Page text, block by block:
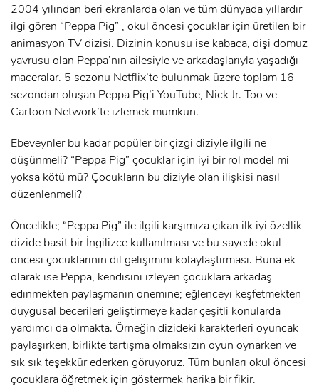
2004 yılından beri ekranlarda olan ve tüm dünyada yıllardır
ilgi gören “Peppa Pig” , okul öncesi çocuklar için üretilen bir
animasyon TV dizisi. Dizinin konusu ise kabaca, dişi domuz
yavrusu olan Peppa’nın ailesiyle ve arkadaşlarıyla yaşadığı
maceralar. 5 sezonu Netflix’te bulunmak üzere toplam 16
sezondan oluşan Peppa Pig’i YouTube, Nick Jr. Too ve
Cartoon Network’te izlemek mümkün.
Ebeveynler bu kadar popüler bir çizgi diziyle ilgili ne
düşünmeli? “Peppa Pig” çocuklar için iyi bir rol model mi
yoksa kötü mü? Çocukların bu diziyle olan ilişkisi nasıl
düzenlenmeli?
Öncelikle; “Peppa Pig” ile ilgili karşımıza çıkan ilk iyi özellik
dizide basit bir İngilizce kullanılması ve bu sayede okul
öncesi çocuklarının dil gelişimini kolaylaştırması. Buna ek
olarak ise Peppa, kendisini izleyen çocuklara arkadaş
edinmekten paylaşmanın önemine; eğlenceyi keşfetmekten
duygusal becerileri geliştirmeye kadar çeşitli konularda
yardımcı da olmakta. Örneğin dizideki karakterleri oyuncak
paylaşırken, birlikte tartışma olmaksızın oyun oynarken ve
sık sık teşekkür ederken göruyoruz. Tüm bunları okul öncesi
çocuklara öğretmek için göstermek harika bir fikir.